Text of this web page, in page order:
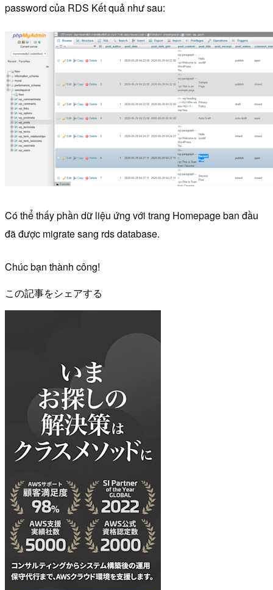
password của RDS Kết quả như sau:
Có thể thấy phần dữ liệu ứng với trang Homepage ban đầu
đã được migrate sang rds database.
Chúc bạn thành công!
この記事をシェアする